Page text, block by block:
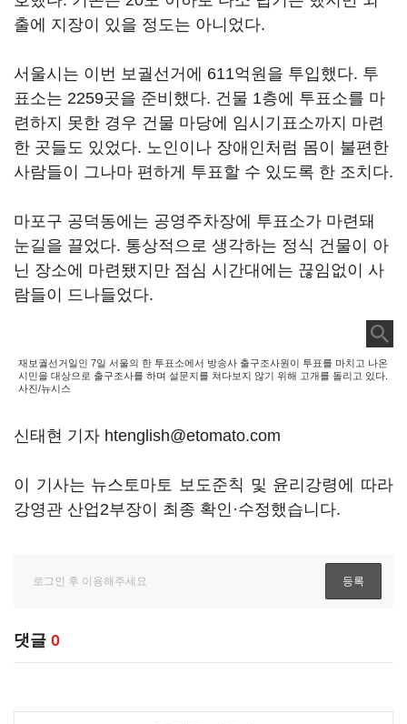
출에 지장이 있을 정도는 아니었다.
서울시는 이번 보궐선거에 611억원을 투입했다. 투
표소는 2259곳을 준비했다. 건물 1층에 투표소를 마
련하지 못한 경우 건물 마당에 임시기표소까지 마련
한 곳들도 있었다. 노인이나 장애인처럼 몸이 불편한
사람들이 그나마 편하게 투표할 수 있도록 한 조치다.
마포구 공덕동에는 공영주차장에 투표소가 마련돼
눈길을 끌었다. 통상적으로 생각하는 정식 건물이 아
닌 장소에 마련됐지만 점심 시간대에는 끊임없이 사
람들이 드나들었다.
재보궐선거일인 7일 서울의 한 투표소에서 방송사 출구조사원이 투표를 마치고 나온
시민을 대상으로 출구조사를 하며 설문지를 쳐다보지 않기 위해 고개를 돌리고 있다.
사진/뉴시스
신태현 기자 htenglish@etomato.com
이 기사는 뉴스토마토 보도준칙 및 윤리강령에 따라
강영관 산업2부장이 최종 확인·수정했습니다.
댓글 0